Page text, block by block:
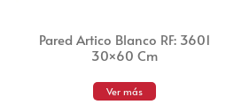
Pared Artico Blanco RF: 3601
30×60 Cm
Ver más